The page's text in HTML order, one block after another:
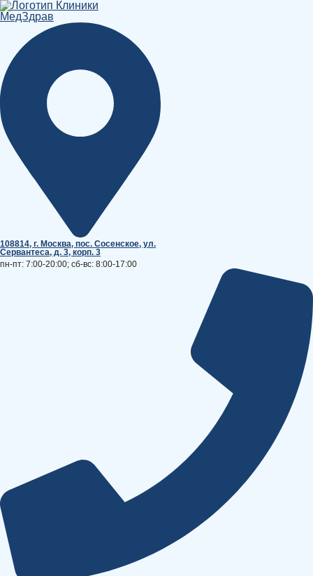
Перейти
к
содержимому
108814, г. Москва, поc. Сосенское, ул.
Сервантеса, д. 3, корп. 3
пн-пт: 7:00-20:00; сб-вс: 8:00-17:00